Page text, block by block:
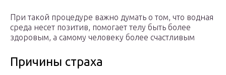
При такой процедуре важно думать о том, что водная
среда несет позитив, помогает телу быть более
здоровым, а самому человеку более счастливым
Причины страха